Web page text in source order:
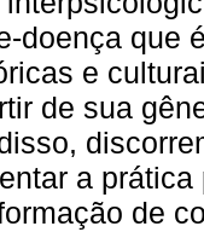
doença que
e
de sua
a
de